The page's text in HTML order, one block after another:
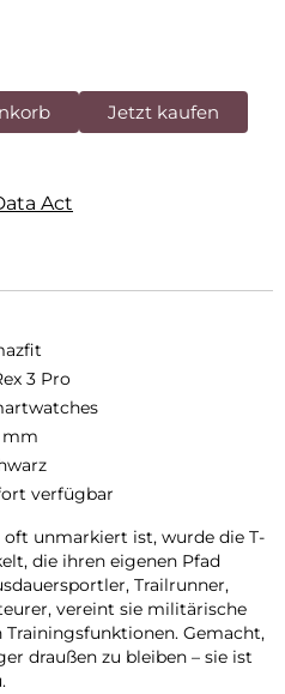
Jetzt kaufen
Act
3 Pro
mm
verfügbar
unmarkiert ist, wurde die T-
die ihren eigenen Pfad
Trailrunner,
vereint sie militärische
Gemacht,
draußen zu bleiben – sie ist